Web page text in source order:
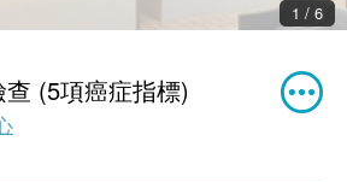
2 / 6
(5項癌症指標)